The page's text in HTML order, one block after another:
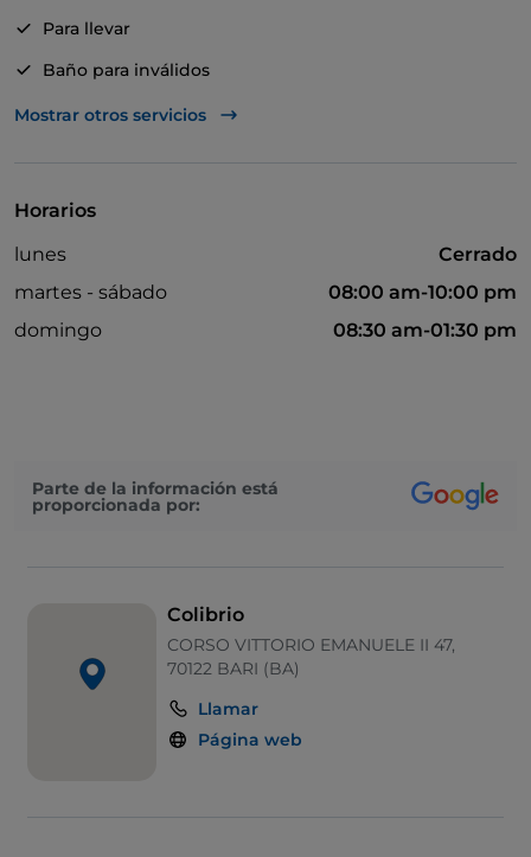
Para llevar
Baño para inválidos
Bancomat
Wi-Fi
Mostrar otros servicios
Horarios
lunes
Cerrado
martes - sábado
08:00 am-10:00 pm
domingo
08:30 am-01:30 pm
Parte de la información está
proporcionada por:
Colibrio
CORSO VITTORIO EMANUELE II 47,
70122 BARI (BA)
Llamar
Página web